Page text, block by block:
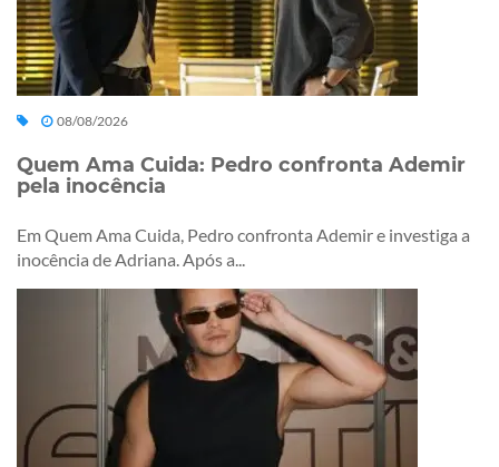
08/08/2026
Quem Ama Cuida: Pedro confronta Ademir
pela inocência
Em Quem Ama Cuida, Pedro confronta Ademir e investiga a
inocência de Adriana. Após a...